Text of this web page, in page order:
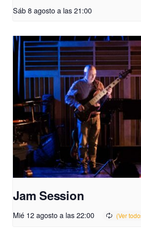
Sáb 8 agosto a las 21:00
Jam Session
Mié 12 agosto a las 22:00